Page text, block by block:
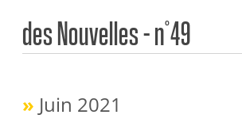
des Nouvelles – n°49
» Juin 2021